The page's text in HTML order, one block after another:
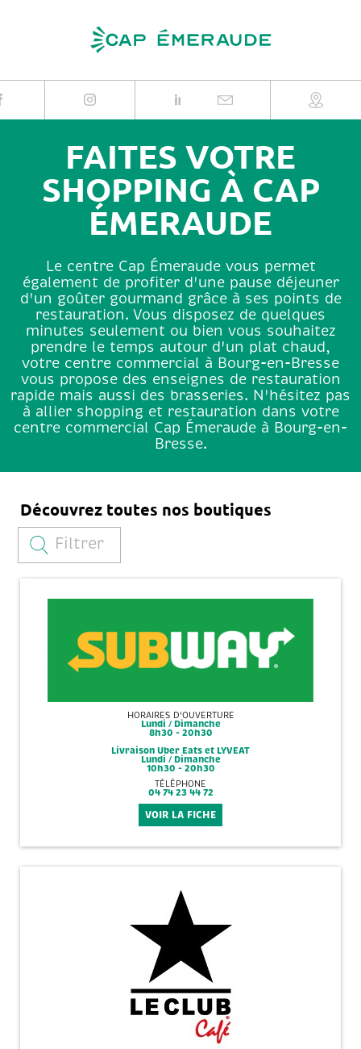
FAITES VOTRE
SHOPPING À CAP
ÉMERAUDE
Le centre Cap Émeraude vous permet
également de profiter d'une pause déjeuner
d'un goûter gourmand grâce à ses points de
restauration. Vous disposez de quelques
minutes seulement ou bien vous souhaitez
prendre le temps autour d'un plat chaud,
votre centre commercial à Bourg-en-Bresse
vous propose des enseignes de restauration
rapide mais aussi des brasseries. N'hésitez pas
à allier shopping et restauration dans votre
centre commercial Cap Émeraude à Bourg-en-
Bresse.
Découvrez toutes nos boutiques
Filtrer
HORAIRES D'OUVERTURE
Lundi / Dimanche
8h30 - 20h30
Livraison Uber Eats et LYVEAT
Lundi / Dimanche
10h30 - 20h30
TÉLÉPHONE
04 74 23 44 72
VOIR LA FICHE